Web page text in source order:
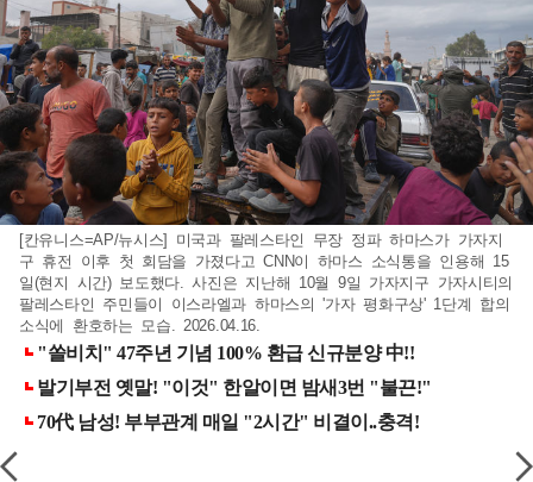
[칸유니스=AP/뉴시스] 미국과 팔레스타인 무장 정파 하마스가 가자지
구 휴전 이후 첫 회담을 가졌다고 CNN이 하마스 소식통을 인용해 15
일(현지 시간) 보도했다. 사진은 지난해 10월 9일 가자지구 가자시티의
팔레스타인 주민들이 이스라엘과 하마스의 '가자 평화구상' 1단계 합의
소식에 환호하는 모습. 2026.04.16.